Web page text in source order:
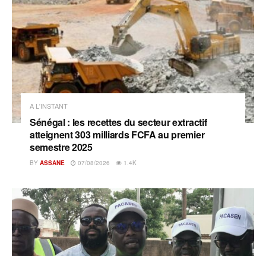
A L'INSTANT
Sénégal : les recettes du secteur extractif
atteignent 303 milliards FCFA au premier
semestre 2025
BY ASSANE 07/08/2026 1.4K